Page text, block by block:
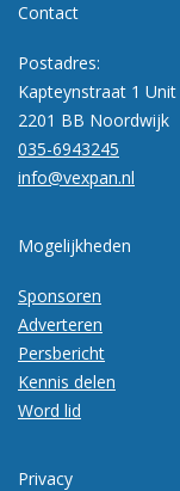
Contact
Postadres:
Kapteynstraat 1 Unit
2201 BB Noordwijk
035-6943245
info@vexpan.nl
Mogelijkheden
Sponsoren
Adverteren
Persbericht
Kennis delen
Word lid
Privacy